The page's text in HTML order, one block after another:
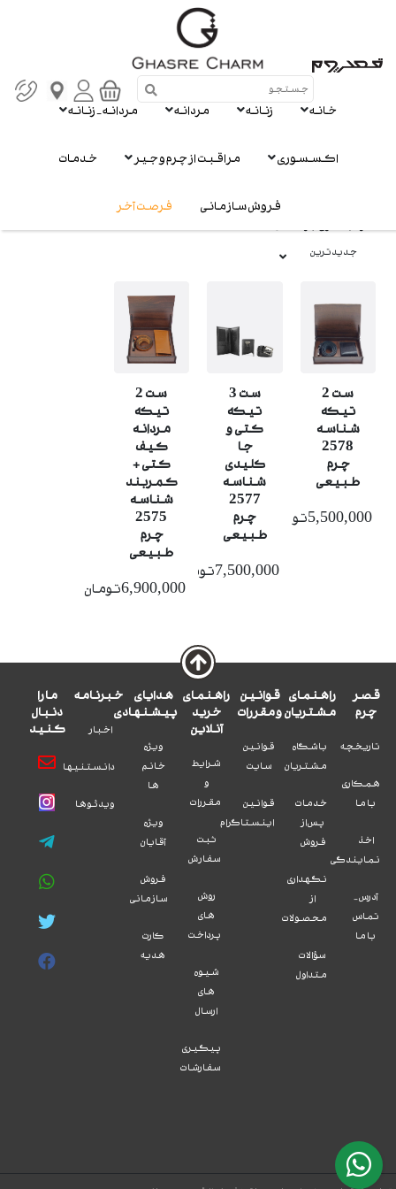
خانه زنانه مردانه مردانه - زنانه
اکسسوری مراقبت از چرم و جیر خدمات
فروش سازمانی فرصت آخر
جدیدترین
ست 2
تیکه
شناسه
2578
چرم
طبیعی
5,500,000تومان
ست 3
تیکه
کتی و
جا
کلیدی
شناسه
2577
چرم
طبیعی
7,500,000تومان
ست 2
تیکه
مردانه
کیف
کتی +
کمربند
شناسه
2575
چرم
طبیعی
6,900,000تومان
قصر
چرم
تاریخچه
همکاری
با ما
اخذ
نمایندگی
آدرس -
تماس
با ما
راهنمای
مشتریان
باشگاه
مشتریان
خدمات
پس از
فروش
نگهداری
از
محصولات
سؤالات
متداول
قوانین
و مقررات
قوانین
سایت
قوانین
اینستاگرام
راهنمای
خرید
آنلاین
شرایط
و
مقررات
ثبت
سفارش
روش
های
پرداخت
شیوه
های
ارسال
پیگیری
سفارشات
هدایای
پیشنهادی
ویژه
خانم
ها
ویژه
آقایان
فروش
سازمانی
کارت
هدیه
خبرنامه
اخبار
دانستنیها
ویدئوها
ما را
دنبال
کنید